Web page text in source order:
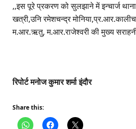
,,इस पूरे प्रकरण को सुलझाने में इन्चार्ज थाना
खत्री,उनि रमेशचन्द्र
म.आर.ऋतु, म.आर.राजेश्वरी की मुख्य
रिपोर्ट मनोज कुमार शर्मा इंदौर
Share this: